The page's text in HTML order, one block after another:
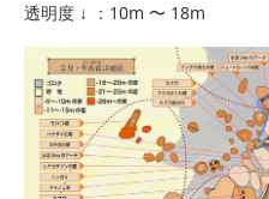
透明度 ↓ ：10m 〜 18m